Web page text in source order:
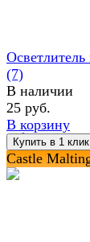
избранное
(7)
В наличии
25 руб.
В корзину
Castle